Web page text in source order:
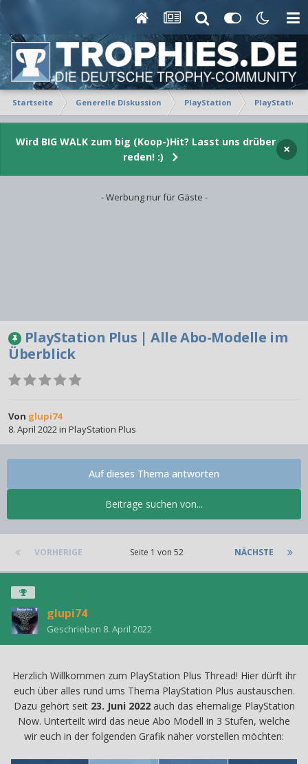
Startseite Generelle Diskussion PlayStation PlayStation
Wird BIG WALK zum big (Koop-)Hit? Lasst uns drüber
reden! :)
×
- Werbung nur für Gäste -
PlayStation Plus | Alle Abo-Modelle im
Überblick
Von glupi74
8. April 2022in PlayStation Plus
Beiträge suchen von...
Auf dieses Thema antworten
VORHERIGE NÄCHSTE
Seite 1 von 52
glupi74
Geschrieben 8. April 2022
Herzlich Willkommen zum PlayStation Plus Thread! Hier dürft ihr
euch über alles rund ums Thema PlayStation Plus austauschen.
Dazu gehört seit 23. Juni 2022auch das ehemalige PlayStation
Now. Unterteilt wird das neue Abo Modell in 3 Stufen, welche
wir euch in der folgenden Grafik näher vorstellen möchten: